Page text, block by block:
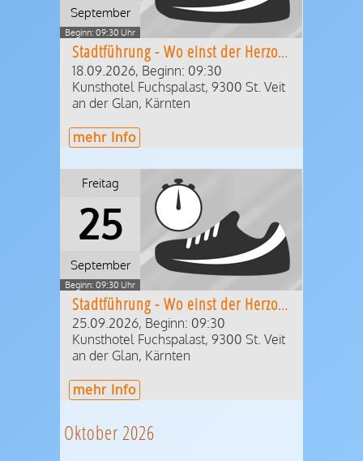
September
Beginn: 09:30 Uhr
Stadtführung - Wo einst der Herzog residierte
18.09.2026, Beginn: 09:30
Kunsthotel Fuchspalast, 9300 St. Veit
an der Glan, Kärnten
mehr Info
Freitag
25
September
Beginn: 09:30 Uhr
Stadtführung - Wo einst der Herzog residierte
25.09.2026, Beginn: 09:30
Kunsthotel Fuchspalast, 9300 St. Veit
an der Glan, Kärnten
mehr Info
Oktober 2026